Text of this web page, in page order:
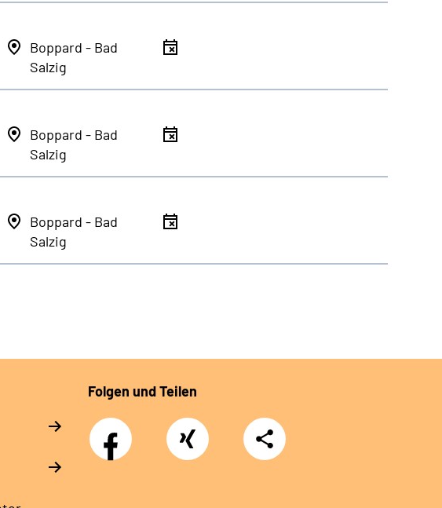
Boppard - Bad
Salzig
Boppard - Bad
Salzig
Boppard - Bad
Salzig
Folgen und Teilen
Facebook Xing
Teilen